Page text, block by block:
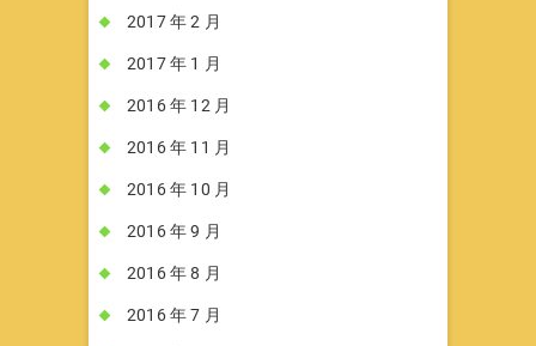
2017 年 2 月
2017 年 1 月
2016 年 12 月
2016 年 11 月
2016 年 10 月
2016 年 9 月
2016 年 8 月
2016 年 7 月